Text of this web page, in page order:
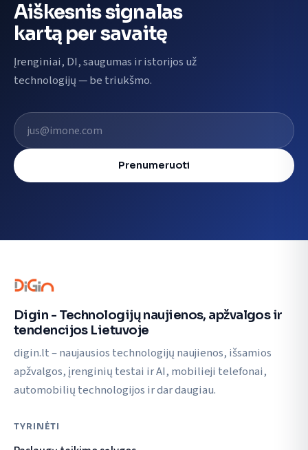
Aiškesnis signalas
kartą per savaitę
Įrenginiai, DI, saugumas ir istorijos už
technologijų — be triukšmo.
El. pašto adresas
Prenumeruoti
Digin - Technologijų naujienos, apžvalgos ir
tendencijos Lietuvoje
digin.lt – naujausios technologijų naujienos, išsamios
apžvalgos, įrenginių testai ir AI, mobilieji telefonai,
automobilių technologijos ir dar daugiau.
TYRINĖTI